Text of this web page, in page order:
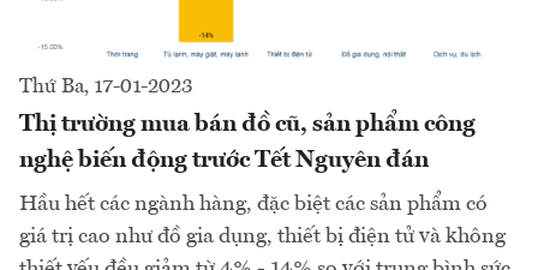
Thứ Ba, 17-01-2023
Thị trường mua bán đồ cũ, sản phẩm công
nghệ biến động trước Tết Nguyên đán
Hầu hết các ngành hàng, đặc biệt các sản phẩm có
giá trị cao như đồ gia dụng, thiết bị điện tử và không